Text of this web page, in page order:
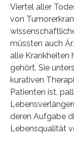
Viertel aller
von
müssten auch
alle Krankheiten
gehört. Sie
kurativen
Patienten ist,
deren Aufgabe
Lebensqualität